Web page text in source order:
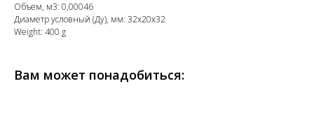
Объем, м3: 0,00046
Диаметр условный (Ду), мм: 32х20х32
Weight: 400 g
Вам может понадобиться: